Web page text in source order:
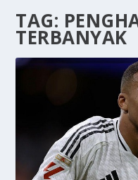
TAG:
TERBANYAK